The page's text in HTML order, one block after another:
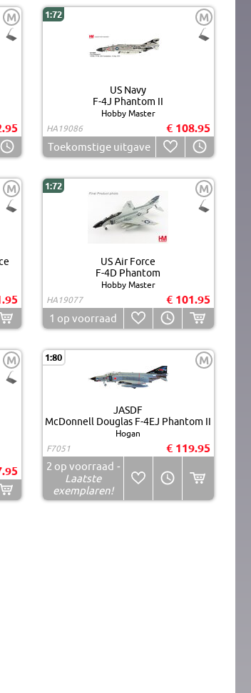
M 1:72 M
US Navy
F-4J Phantom II
Hobby Master
HA19086
€ 108.95
Toekomstige uitgave
M 1:72 M
US Air Force
F-4D Phantom
Hobby Master
HA19077
€ 101.95
1 op voorraad
M 1:80 M
JASDF
McDonnell Douglas F-4EJ Phantom II
Hogan
F7051
€ 119.95
2 op voorraad -
Laatste
exemplaren!